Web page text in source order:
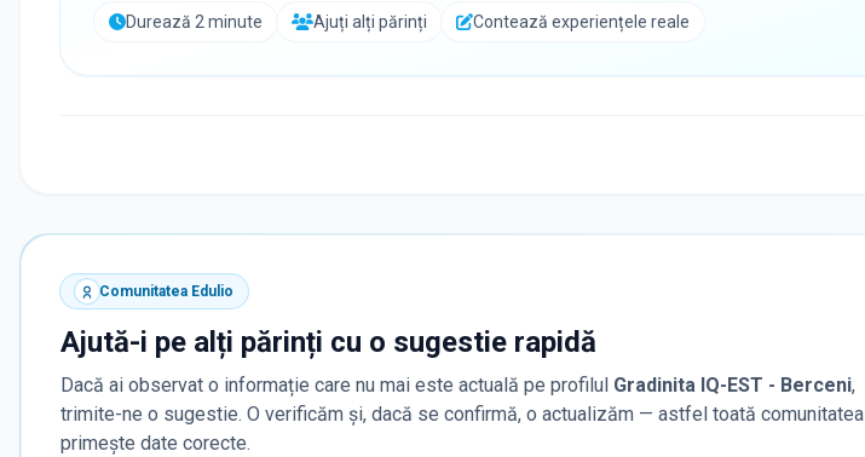
Durează 2 minute Ajuți alți părinți Contează experiențele reale
Comunitatea Edulio
Ajută-i pe alți părinți cu o sugestie rapidă
Dacă ai observat o informație care nu mai este actuală pe profilul Gradinita IQ-EST - Berceni,
trimite-ne o sugestie. O verificăm și, dacă se confirmă, o actualizăm — astfel toată comunitatea
primește date corecte.